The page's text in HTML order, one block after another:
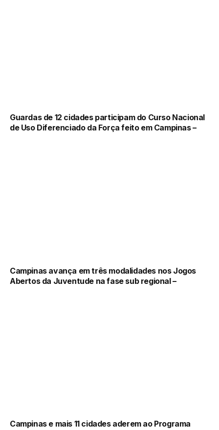
Guardas de 12 cidades participam do Curso Nacional
de Uso Diferenciado da Força feito em Campinas –
Campinas avança em três modalidades nos Jogos
Abertos da Juventude na fase sub regional –
Campinas e mais 11 cidades aderem ao Programa